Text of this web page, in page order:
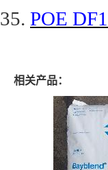
35. POE
相关产品：